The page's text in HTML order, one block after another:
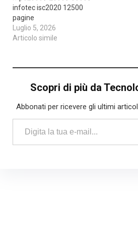
infotec isc2020 12500
pagine
Luglio 5, 2026
Articolo simile
Scopri di più da
Abbonati per ricevere gli ultimi
Digita la tua e-mail...